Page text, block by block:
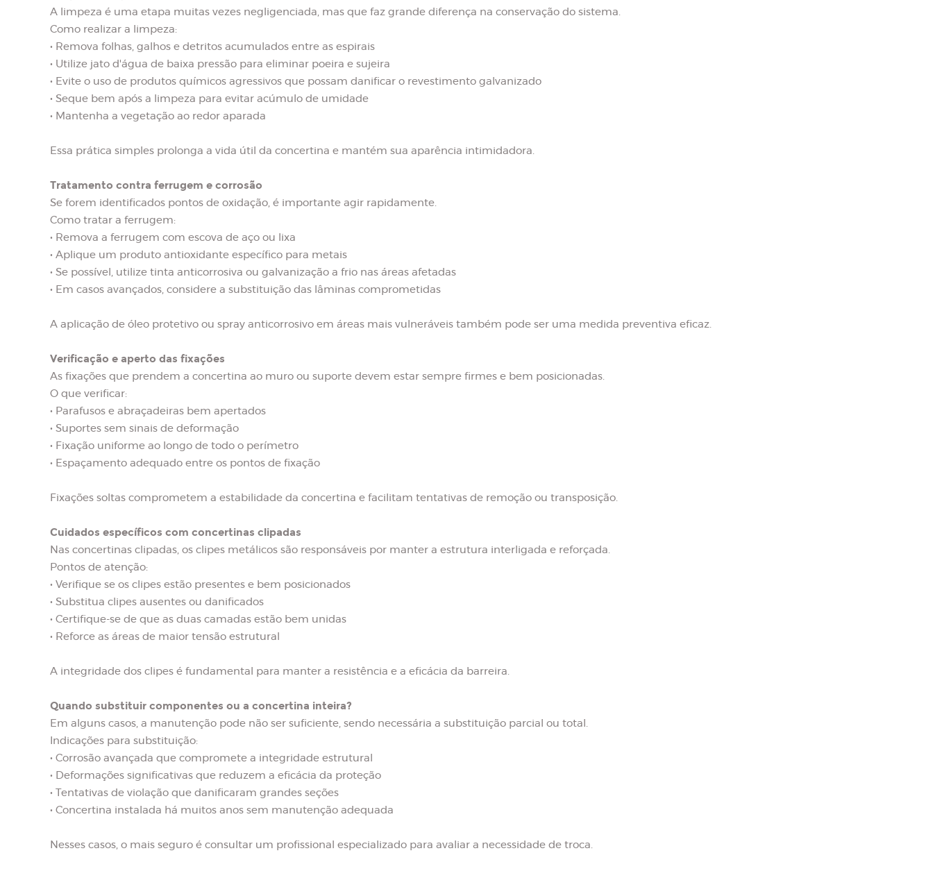
A limpeza é uma etapa muitas vezes negligenciada, mas que faz grande diferença na conservação do sistema.
Como realizar a limpeza:
• Remova folhas, galhos e detritos acumulados entre as espirais
• Utilize jato d'água de baixa pressão para eliminar poeira e sujeira
• Evite o uso de produtos químicos agressivos que possam danificar o revestimento galvanizado
• Seque bem após a limpeza para evitar acúmulo de umidade
• Mantenha a vegetação ao redor aparada
Essa prática simples prolonga a vida útil da concertina e mantém sua aparência intimidadora.
Tratamento contra ferrugem e corrosão
Se forem identificados pontos de oxidação, é importante agir rapidamente.
Como tratar a ferrugem:
• Remova a ferrugem com escova de aço ou lixa
• Aplique um produto antioxidante específico para metais
• Se possível, utilize tinta anticorrosiva ou galvanização a frio nas áreas afetadas
• Em casos avançados, considere a substituição das lâminas comprometidas
A aplicação de óleo protetivo ou spray anticorrosivo em áreas mais vulneráveis também pode ser uma medida preventiva eficaz.
Verificação e aperto das fixações
As fixações que prendem a concertina ao muro ou suporte devem estar sempre firmes e bem posicionadas.
O que verificar:
• Parafusos e abraçadeiras bem apertados
• Suportes sem sinais de deformação
• Fixação uniforme ao longo de todo o perímetro
• Espaçamento adequado entre os pontos de fixação
Fixações soltas comprometem a estabilidade da concertina e facilitam tentativas de remoção ou transposição.
Cuidados específicos com concertinas clipadas
Nas concertinas clipadas, os clipes metálicos são responsáveis por manter a estrutura interligada e reforçada.
Pontos de atenção:
• Verifique se os clipes estão presentes e bem posicionados
• Substitua clipes ausentes ou danificados
• Certifique-se de que as duas camadas estão bem unidas
• Reforce as áreas de maior tensão estrutural
A integridade dos clipes é fundamental para manter a resistência e a eficácia da barreira.
Quando substituir componentes ou a concertina inteira?
Em alguns casos, a manutenção pode não ser suficiente, sendo necessária a substituição parcial ou total.
Indicações para substituição:
• Corrosão avançada que compromete a integridade estrutural
• Deformações significativas que reduzem a eficácia da proteção
• Tentativas de violação que danificaram grandes seções
• Concertina instalada há muitos anos sem manutenção adequada
Nesses casos, o mais seguro é consultar um profissional especializado para avaliar a necessidade de troca.